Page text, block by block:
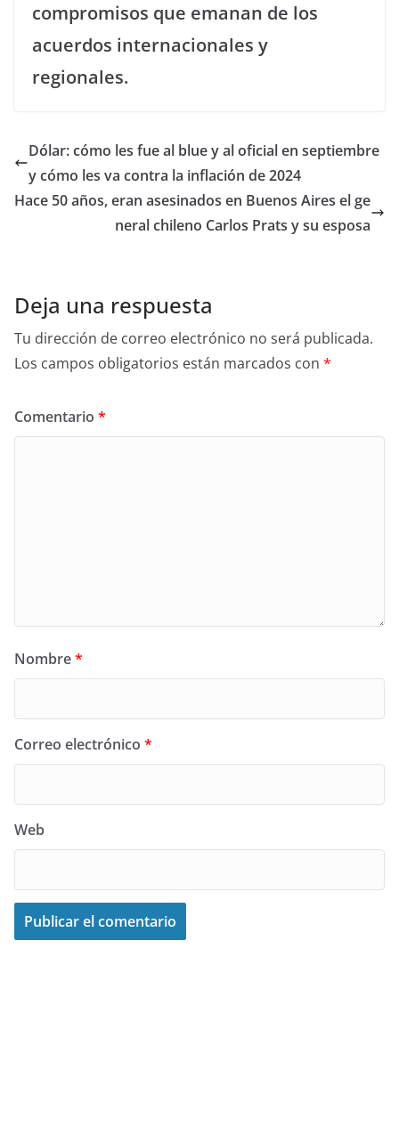
compromisos que emanan de los
acuerdos internacionales y
regionales.
Dólar: cómo les fue al blue y al oficial en septiembre
y cómo les va contra la inflación de 2024
Hace 50 años, eran asesinados en Buenos Aires el ge
neral chileno Carlos Prats y su esposa
Deja una respuesta
Tu dirección de correo electrónico no será publicada.
Los campos obligatorios están marcados con *
Comentario *
Nombre*
Correo electrónico *
Web